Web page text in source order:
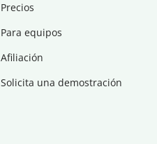
Precios
Para equipos
Afiliación
Solicita una demostración